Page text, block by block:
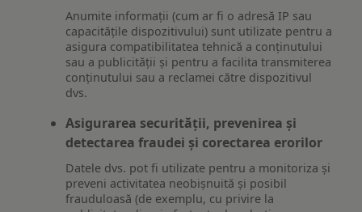
Anumite informații (cum ar fi o adresă IP sau
capacitățile dispozitivului) sunt utilizate pentru a
asigura compatibilitatea tehnică a conținutului
sau a publicității și pentru a facilita transmiterea
conținutului sau a reclamei către dispozitivul
dvs.
Asigurarea securității, prevenirea și
detectarea fraudei și corectarea erorilor
Datele dvs. pot fi utilizate pentru a monitoriza și
preveni activitatea neobișnuită și posibil
frauduloasă (de exemplu, cu privire la